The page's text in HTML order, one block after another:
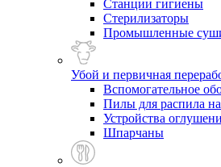
Станции гигиены
Стерилизаторы
Промышленные
Убой и первичная
Вспомогательное
Пилы для распила
Устройства
Шпарчаны